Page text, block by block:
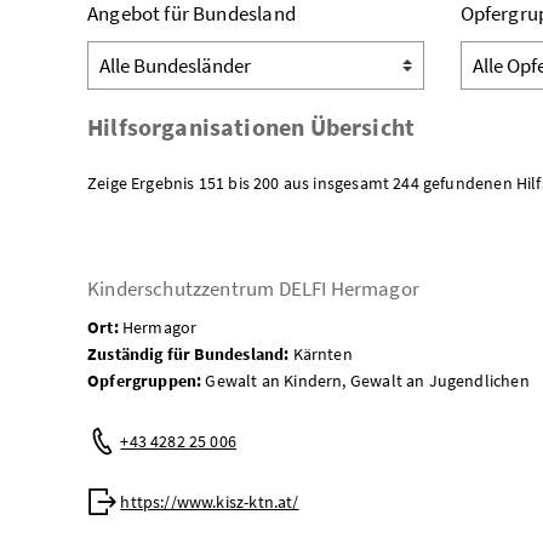
Angebot für Bundesland
Hilfsorganisationen Übersicht
Zeige Ergebnis 151 bis 200 aus insgesamt 244 gefundenen
Kinderschutzzentrum DELFI Hermagor
Ort:Hermagor
Zuständig für Bundesland: Kärnten
Opfergruppen:Gewalt an Kindern, Gewalt an Jugendlichen
Telefon:
+43 4282 25 006
Web:
https://www.kisz-ktn.at/